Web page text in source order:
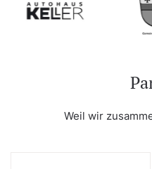
Weil wir